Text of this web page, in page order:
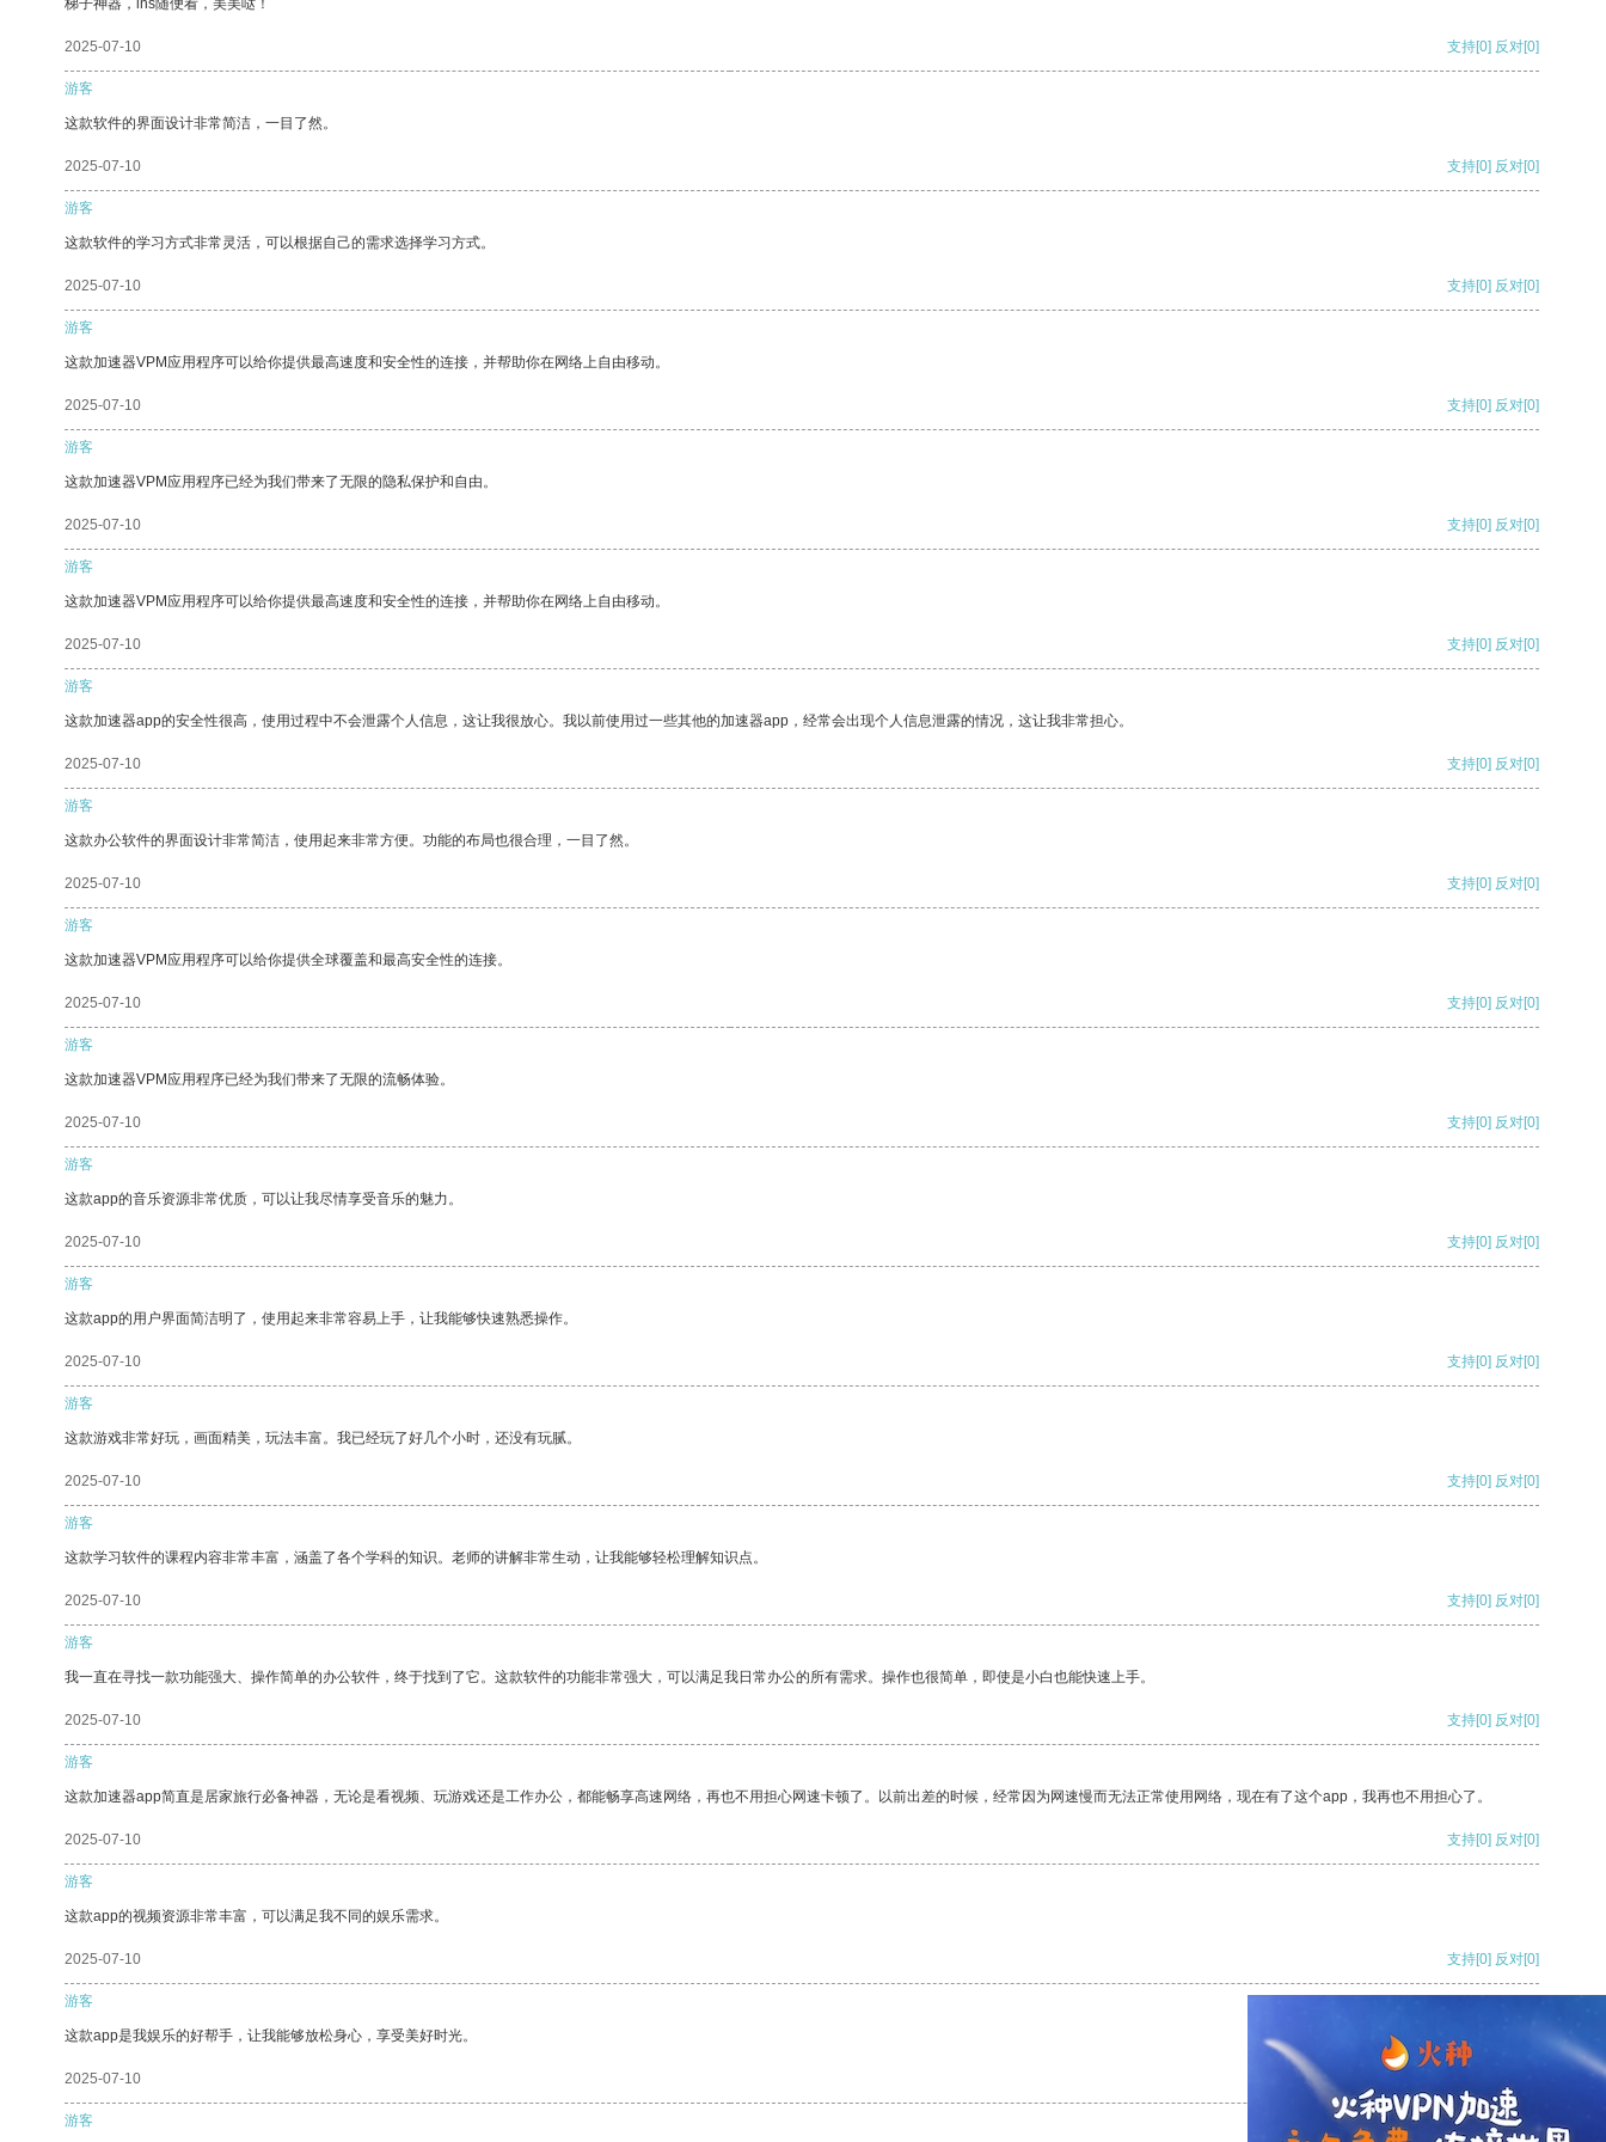
梯子神器，ins随便看，美美哒！
2025-07-10 支持[0] 反对[0]
游客
这款软件的界面设计非常简洁，一目了然。
2025-07-10 支持[0] 反对[0]
游客
这款软件的学习方式非常灵活，可以根据自己的需求选择学习方式。
2025-07-10 支持[0] 反对[0]
游客
这款加速器VPM应用程序可以给你提供最高速度和安全性的连接，并帮助你在网络上自由移动。
2025-07-10 支持[0] 反对[0]
游客
这款加速器VPM应用程序已经为我们带来了无限的隐私保护和自由。
2025-07-10 支持[0] 反对[0]
游客
这款加速器VPM应用程序可以给你提供最高速度和安全性的连接，并帮助你在网络上自由移动。
2025-07-10 支持[0] 反对[0]
游客
这款加速器app的安全性很高，使用过程中不会泄露个人信息，这让我很放心。我以前使用过一些其他的加速器app，经常会出现个人信息泄露的情况，这让我非常担心。
2025-07-10 支持[0] 反对[0]
游客
这款办公软件的界面设计非常简洁，使用起来非常方便。功能的布局也很合理，一目了然。
2025-07-10 支持[0] 反对[0]
游客
这款加速器VPM应用程序可以给你提供全球覆盖和最高安全性的连接。
2025-07-10 支持[0] 反对[0]
游客
这款加速器VPM应用程序已经为我们带来了无限的流畅体验。
2025-07-10 支持[0] 反对[0]
游客
这款app的音乐资源非常优质，可以让我尽情享受音乐的魅力。
2025-07-10 支持[0] 反对[0]
游客
这款app的用户界面简洁明了，使用起来非常容易上手，让我能够快速熟悉操作。
2025-07-10 支持[0] 反对[0]
游客
这款游戏非常好玩，画面精美，玩法丰富。我已经玩了好几个小时，还没有玩腻。
2025-07-10 支持[0] 反对[0]
游客
这款学习软件的课程内容非常丰富，涵盖了各个学科的知识。老师的讲解非常生动，让我能够轻松理解知识点。
2025-07-10 支持[0] 反对[0]
游客
我一直在寻找一款功能强大、操作简单的办公软件，终于找到了它。这款软件的功能非常强大，可以满足我日常办公的所有需求。操作也很简单，即使是小白也能快速上手。
2025-07-10 支持[0] 反对[0]
游客
这款加速器app简直是居家旅行必备神器，无论是看视频、玩游戏还是工作办公，都能畅享高速网络，再也不用担心网速卡顿了。以前出差的时候，经常因为网速慢而无法正常使用网络，现在有了这个app，我再也不用担心了。
2025-07-10 支持[0] 反对[0]
游客
这款app的视频资源非常丰富，可以满足我不同的娱乐需求。
2025-07-10 支持[0] 反对[0]
游客
这款app是我娱乐的好帮手，让我能够放松身心，享受美好时光。
2025-07-10
游客